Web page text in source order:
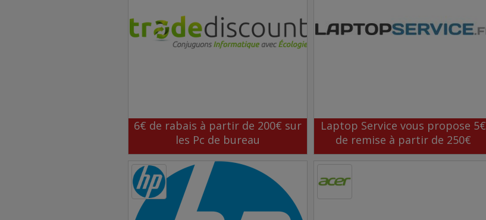
6€ de rabais à partir de 200€ sur
les Pc de bureau
Laptop Service vous propose 5€
de remise à partir de 250€